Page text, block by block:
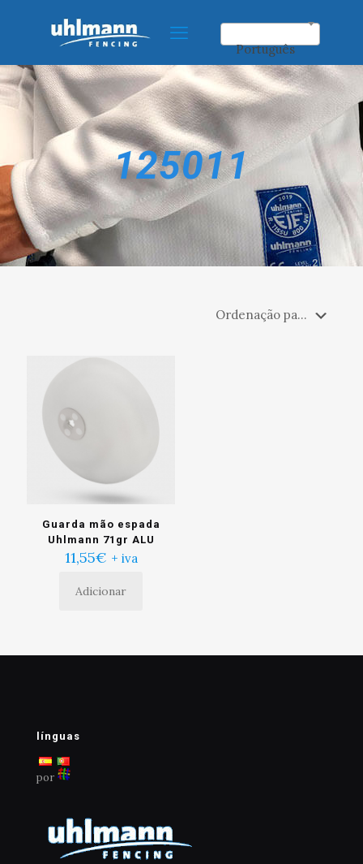
Português
125011
Guarda mão espada
Uhlmann 71gr ALU
11,55€ + iva
Adicionar
línguas
por